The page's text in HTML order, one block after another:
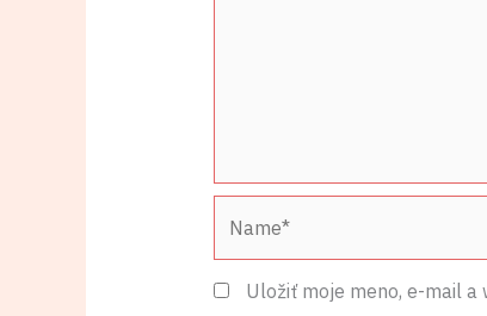
Uložiť moje meno, e-mail